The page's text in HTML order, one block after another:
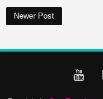
Newer Post